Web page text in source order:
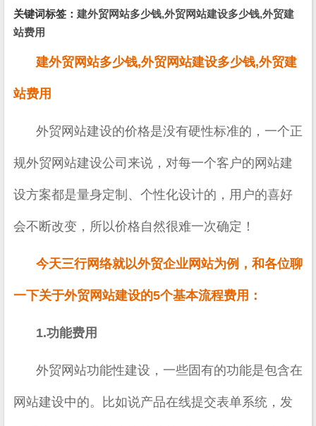
关键词标签： 建外贸网站多少钱,外贸网站建设多少钱,外贸建
站费用
建外贸网站多少钱,外贸网站建设多少钱,外贸建
站费用
外贸网站建设的价格是没有硬性标准的，一个正
规外贸网站建设公司来说，对每一个客户的网站建
设方案都是量身定制、个性化设计的，用户的喜好
会不断改变，所以价格自然很难一次确定！
今天三行网络就以外贸企业网站为例，和各位聊
一下关于外贸网站建设的5个基本流程费用：
1.功能费用
外贸网站功能性建设，一些固有的功能是包含在
网站建设中的。比如说产品在线提交表单系统，发